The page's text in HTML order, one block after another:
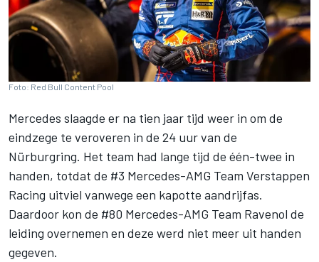
Foto: Red Bull Content Pool
Mercedes slaagde er na tien jaar tijd weer in om de
eindzege te veroveren in de 24 uur van de
Nürburgring. Het team had lange tijd de één-twee in
handen, totdat de #3 Mercedes-AMG Team Verstappen
Racing uitviel vanwege een kapotte aandrijfas.
Daardoor kon de #80 Mercedes-AMG Team Ravenol de
leiding overnemen en deze werd niet meer uit handen
gegeven.